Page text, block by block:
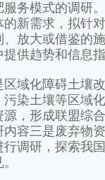
务模式的调研
新需求，拟针
放大或借鉴的
供趋势和信息指
化障碍土壤改
染土壤等区域
，形成联盟综
容三是废弃物
行调研，探索我